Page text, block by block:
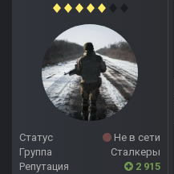
Статус
Не в сети
Группа
Сталкеры
Репутация
2 915